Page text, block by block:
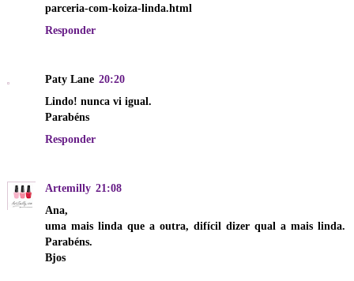
parceria-com-koiza-linda.html
Responder
Paty Lane 20:20
Lindo! nunca vi igual.
Parabéns
Responder
Artemilly 21:08
Ana,
uma mais linda que a outra, difícil dizer qual a mais linda.
Parabéns.
Bjos